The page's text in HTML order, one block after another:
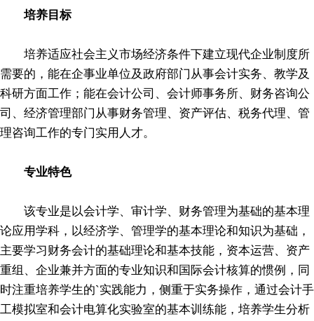
培养目标
培养适应社会主义市场经济条件下建立现代企业制度所
需要的，能在企事业单位及政府部门从事会计实务、教学及
科研方面工作；能在会计公司、会计师事务所、财务咨询公
司、经济管理部门从事财务管理、资产评估、税务代理、管
理咨询工作的专门实用人才。
专业特色
该专业是以会计学、审计学、财务管理为基础的基本理
论应用学科，以经济学、管理学的基本理论和知识为基础，
主要学习财务会计的基础理论和基本技能，资本运营、资产
重组、企业兼并方面的专业知识和国际会计核算的惯例，同
时注重培养学生的`实践能力，侧重于实务操作，通过会计手
工模拟室和会计电算化实验室的基本训练能，培养学生分析